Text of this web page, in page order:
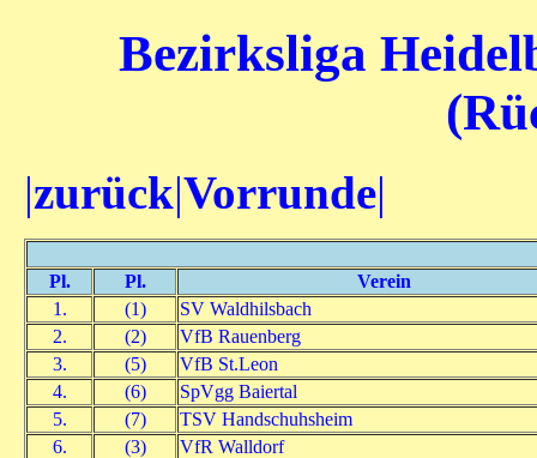
Bezirksliga
|zurück|Vorrunde|
Pl. Pl.
Verein
1.
(1)
SV Waldhilsbach
2.
(2)
VfB Rauenberg
3.
(5)
VfB St.Leon
4.
(6)
SpVgg Baiertal
5.
(7)
TSV Handschuhsheim
6.
(3)
VfR Walldorf